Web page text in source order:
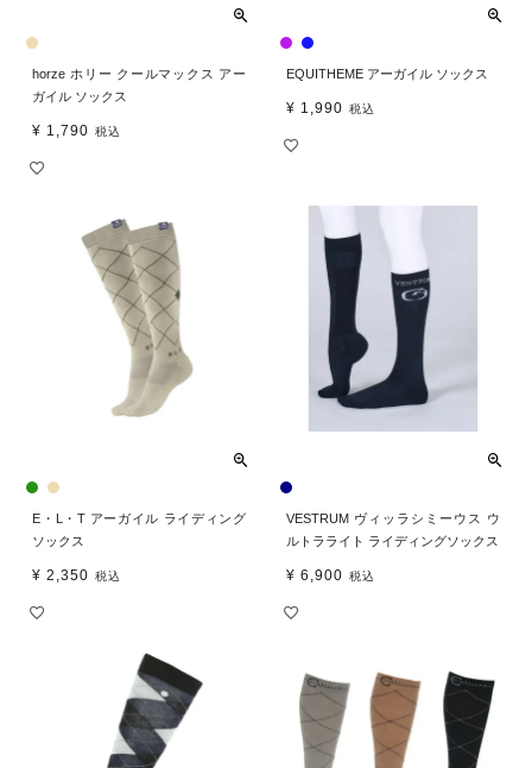
horze ホリー クールマックス アー
ガイル ソックス
¥ 1,790 税込
EQUITHEME アーガイル ソックス
¥ 1,990 税込
E・L・T アーガイル ライディング
ソックス
¥ 2,350 税込
VESTRUM ヴィッラシミーウス ウ
ルトラライト ライディングソックス
¥ 6,900 税込